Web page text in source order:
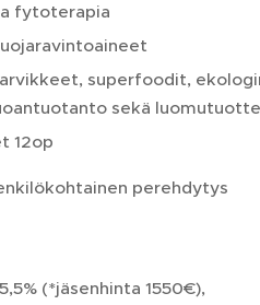
fytoterapia
superfoodit,
sekä
12op
perehdytys
(*jäsenhinta 1550€),